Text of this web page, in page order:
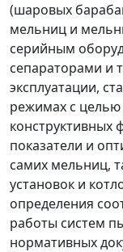
(шаровых
мельниц и
серийным
сепараторами и
эксплуатации,
режимах с
конструктивных
показатели и
самих мельниц,
установок и
определения
работы систем
нормативных